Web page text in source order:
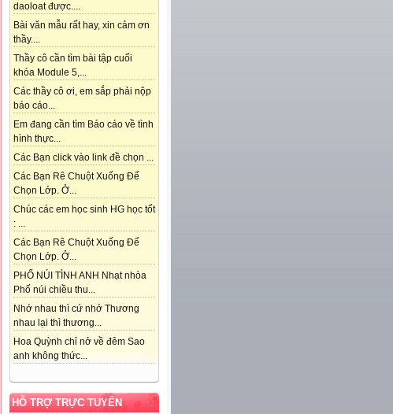
daoloat được....
Bài văn mẫu rất hay, xin cảm ơn
thầy....
Thầy cô cần tìm bài tập cuối
khóa Module 5,...
Các thầy cô ơi, em sắp phải nộp
báo cáo...
Em đang cần tìm Báo cáo về tình
hình thực...
Các Bạn click vào link đề chọn ...
Các Bạn Rê Chuột Xuống Để
Chọn Lớp. Ở...
Chúc các em học sinh HG học tốt
: ...
Các Bạn Rê Chuột Xuống Để
Chọn Lớp. Ở...
PHỐ NÚI TÌNH ANH Nhạt nhòa
Phố núi chiều thu...
Nhớ nhau thì cứ nhớ Thương
nhau lại thì thương...
Hoa Quỳnh chỉ nở về đêm Sao
anh không thức...
HỖ TRỢ TRỰC TUYẾN